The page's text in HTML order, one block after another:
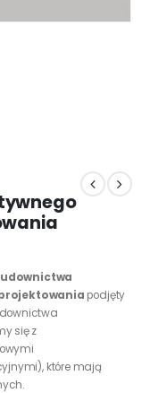
podjęty
się z
które mają